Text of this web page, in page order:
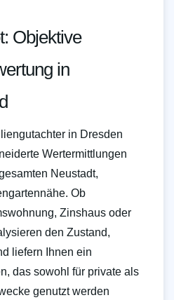
Objektive
in
in Dresden
Wertermittlungen
Neustadt,
Ob
Zinshaus oder
den Zustand,
liefern Ihnen ein
das sowohl für private als
genutzt werden